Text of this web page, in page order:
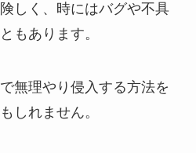
しく、時にはバグや不具
もあります。
無理やり侵入する方法を
しれません。